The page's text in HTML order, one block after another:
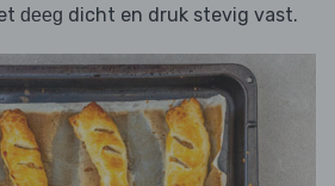
deeg dicht en druk stevig vast.